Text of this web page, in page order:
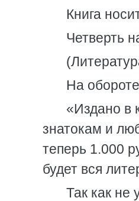
Книга
Четверть
На
«Издано в
знатокам и
теперь 1.000
будет вся
Так как не